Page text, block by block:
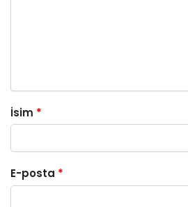
İsim *
E-posta *